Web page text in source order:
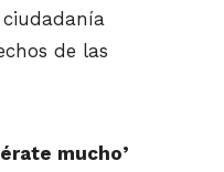
de las
mucho’